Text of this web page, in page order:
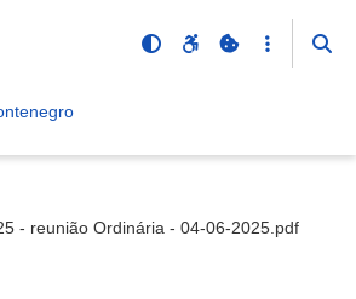
- reunião Ordinária - 04-06-2025.pdf